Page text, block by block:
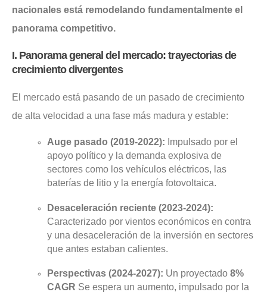
nacionales está remodelando fundamentalmente el
panorama competitivo.
I. Panorama general del mercado: trayectorias de
crecimiento divergentes
El mercado está pasando de un pasado de crecimiento
de alta velocidad a una fase más madura y estable:
Auge pasado (2019-2022): Impulsado por el
apoyo político y la demanda explosiva de
sectores como los vehículos eléctricos, las
baterías de litio y la energía fotovoltaica.
Desaceleración reciente (2023-2024):
Caracterizado por vientos económicos en contra
y una desaceleración de la inversión en sectores
que antes estaban calientes.
Perspectivas (2024-2027): Un proyectado8%
CAGR Se espera un aumento, impulsado por la